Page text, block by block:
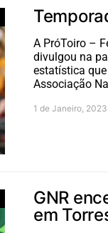
A PróToiro –
divulgou na
estatística
Associação
1 de Janeiro, 2023
GNR
em